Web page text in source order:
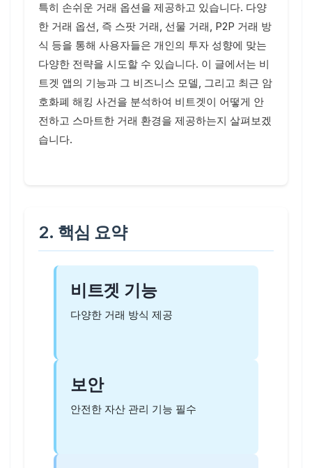
특히 손쉬운 거래 옵션을 제공하고 있습니다. 다양
한 거래 옵션, 즉 스팟 거래, 선물 거래, P2P 거래 방
식 등을 통해 사용자들은 개인의 투자 성향에 맞는
다양한 전략을 시도할 수 있습니다. 이 글에서는 비
트겟 앱의 기능과 그 비즈니스 모델, 그리고 최근 암
호화폐 해킹 사건을 분석하여 비트겟이 어떻게 안
전하고 스마트한 거래 환경을 제공하는지 살펴보겠
습니다.
2. 핵심 요약
비트겟 기능
다양한 거래 방식 제공
보안
안전한 자산 관리 기능 필수